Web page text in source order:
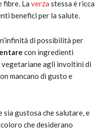
fibre. La verza stessa è ricca
benefici per la salute.
di possibilità per
con ingredienti
agli involtini di
mancano di gusto e
sia gustosa che salutare, e
che desiderano